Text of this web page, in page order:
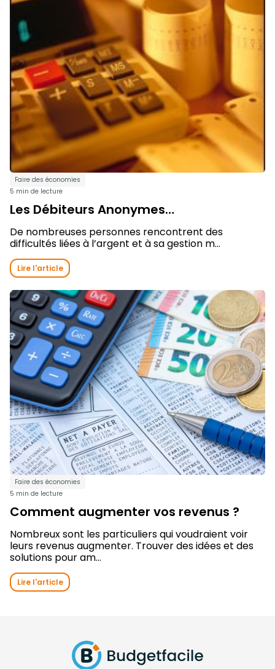
Faire des économies
5 min de lecture
Les Débiteurs Anonymes…
De nombreuses personnes rencontrent des
difficultés liées à l’argent et à sa gestion m...
Lire l'article
Faire des économies
5 min de lecture
Comment augmenter vos revenus ?
Nombreux sont les particuliers qui voudraient voir
leurs revenus augmenter. Trouver des idées et des
solutions pour am...
Lire l'article